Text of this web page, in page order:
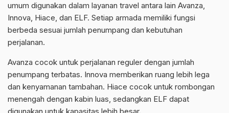
umum digunakan dalam layanan travel antara lain Avanza,
Innova, Hiace, dan ELF. Setiap armada memiliki fungsi
berbeda sesuai jumlah penumpang dan kebutuhan
perjalanan.
Avanza cocok untuk perjalanan reguler dengan jumlah
penumpang terbatas. Innova memberikan ruang lebih lega
dan kenyamanan tambahan. Hiace cocok untuk rombongan
menengah dengan kabin luas, sedangkan ELF dapat